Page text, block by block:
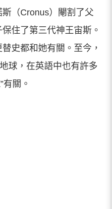
（Cronus）閹割了父
住了第三代神王宙斯。
史都和她有關。至今，
球，在英語中也有許多
有關。